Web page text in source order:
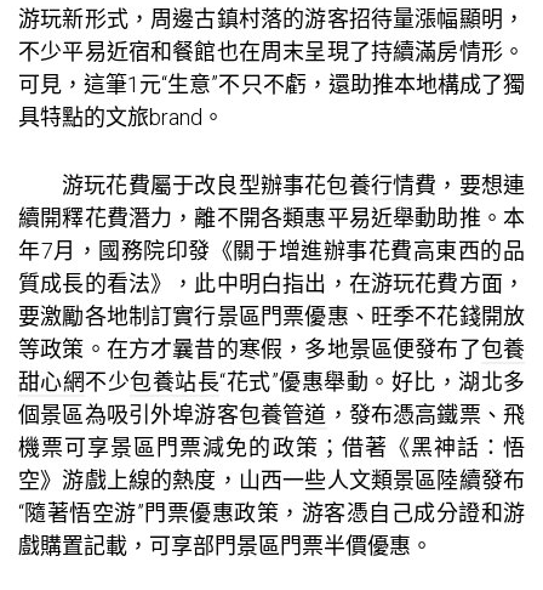
游玩新形式，周邊古鎮村落的游客招待量漲幅顯明，
不少平易近宿和餐館也在周末呈現了持續滿房情形。
可見，這筆1元“生意”不只不虧，還助推本地構成了獨
具特點的文旅brand。
游玩花費屬于改良型辦事花包養行情費，要想連
續開釋花費潛力，離不開各類惠平易近舉動助推。本
年7月，國務院印發《關于增進辦事花費高東西的品
質成長的看法》，此中明白指出，在游玩花費方面，
要激勵各地制訂實行景區門票優惠、旺季不花錢開放
等政策。在方才曩昔的寒假，多地景區便發布了包養
甜心網不少包養站長“花式”優惠舉動。好比，湖北多
個景區為吸引外埠游客包養管道 ，發布憑高鐵票、飛
機票可享景區門票減免的政策；借著《黑神話：悟
空》游戲上線的熱度，山西一些人文類景區陸續發布
“隨著悟空游”門票優惠政策，游客憑自己成分證和游
戲購置記載，可享部門景區門票半價優惠。